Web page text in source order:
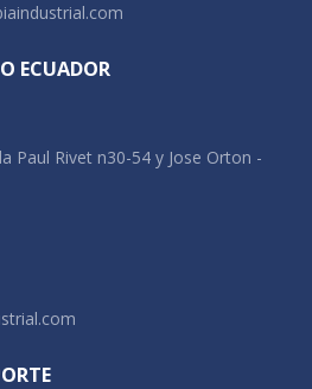
ECUADOR
Paul Rivet n30-54 y Jose Orton -